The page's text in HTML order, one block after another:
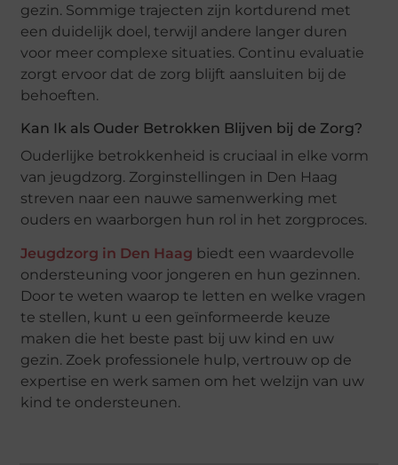
gezin. Sommige trajecten zijn kortdurend met
een duidelijk doel, terwijl andere langer duren
voor meer complexe situaties. Continu evaluatie
zorgt ervoor dat de zorg blijft aansluiten bij de
behoeften.
Kan Ik als Ouder Betrokken Blijven bij de Zorg?
Ouderlijke betrokkenheid is cruciaal in elke vorm
van jeugdzorg. Zorginstellingen in Den Haag
streven naar een nauwe samenwerking met
ouders en waarborgen hun rol in het zorgproces.
Jeugdzorg in Den Haag biedt een waardevolle
ondersteuning voor jongeren en hun gezinnen.
Door te weten waarop te letten en welke vragen
te stellen, kunt u een geïnformeerde keuze
maken die het beste past bij uw kind en uw
gezin. Zoek professionele hulp, vertrouw op de
expertise en werk samen om het welzijn van uw
kind te ondersteunen.